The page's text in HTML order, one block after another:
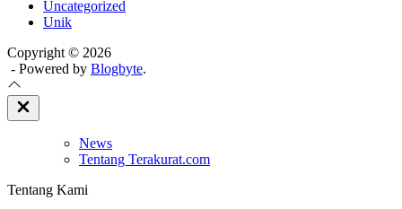
Uncategorized
Unik
Copyright © 2026
- Powered by Blogbyte.
Close
Off
News
Tentang Terakurat.com
Tentang Kami